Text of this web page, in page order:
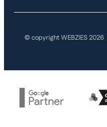
© copyright WEBZIES 2026